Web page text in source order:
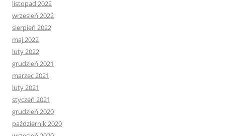
listopad 2022
wrzesień 2022
sierpień 2022
maj 2022
luty 2022
grudzień 2021
marzec 2021
luty 2021
styczeń 2021
grudzień 2020
październik 2020